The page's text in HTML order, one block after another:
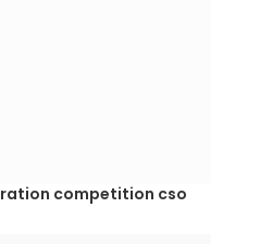
competition cso